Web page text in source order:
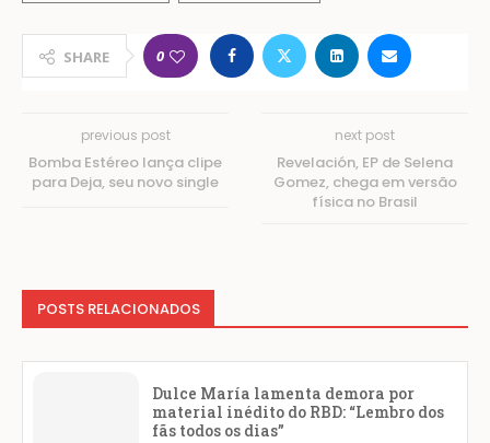
SHARE 0
previous post
Bomba Estéreo lança clipe
para Deja, seu novo single
next post
Revelación, EP de Selena
Gomez, chega em versão
física no Brasil
POSTS RELACIONADOS
Dulce María lamenta demora por
material inédito do RBD: “Lembro dos
fãs todos os dias”